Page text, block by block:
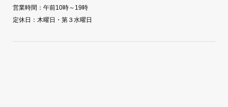
営業時間：午前10時～19時
定休日：木曜日・第３水曜日